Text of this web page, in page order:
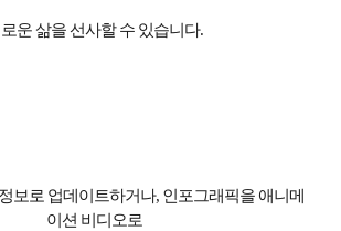
운 삶을 선사할 수 있습니다.
보로 업데이트하거나, 인포그래픽을 애니메
이션 비디오로